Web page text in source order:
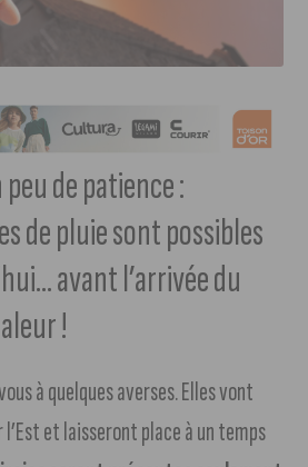
de patience :
de pluie sont possibles
avant l’arrivée du
!
à quelques averses. Elles vont
l’Est et laisseront place à un temps